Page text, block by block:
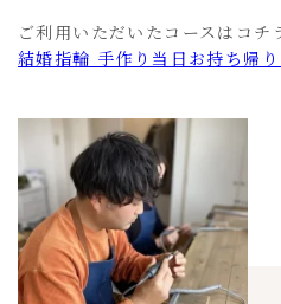
ご利用いただいたコースはコチ
結婚指輪 手作り当日お持ち帰